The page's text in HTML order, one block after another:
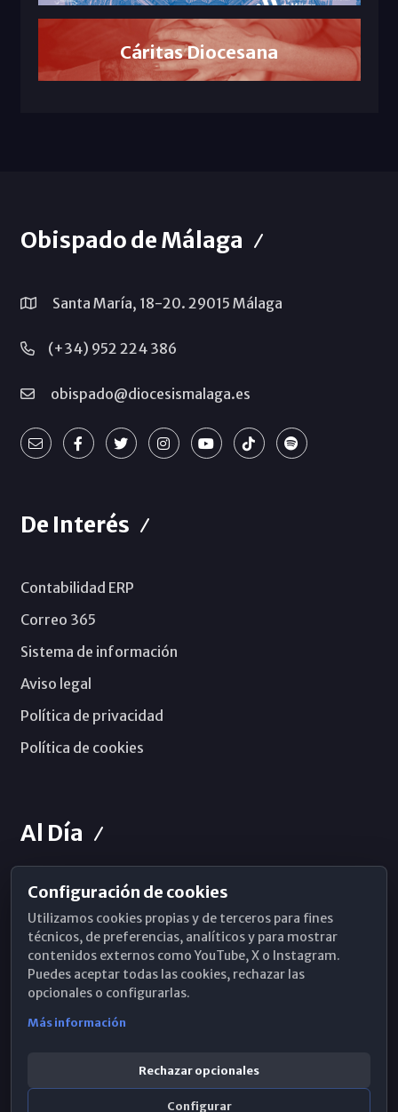
Cáritas Diocesana
Obispado de Málaga
Santa María, 18-20. 29015 Málaga
(+34) 952 224 386
obispado@diocesismalaga.es
De Interés
Contabilidad ERP
Correo 365
Sistema de información
Aviso legal
Política de privacidad
Política de cookies
Al Día
Horarios de Misa
Hemeroteca
WhatsApp
Configuración de cookies
Utilizamos cookies propias y de terceros para fines
técnicos, de preferencias, analíticos y para mostrar
contenidos externos como YouTube, X o Instagram.
Puedes aceptar todas las cookies, rechazar las
opcionales o configurarlas.
Más información
Rechazar opcionales
Configurar